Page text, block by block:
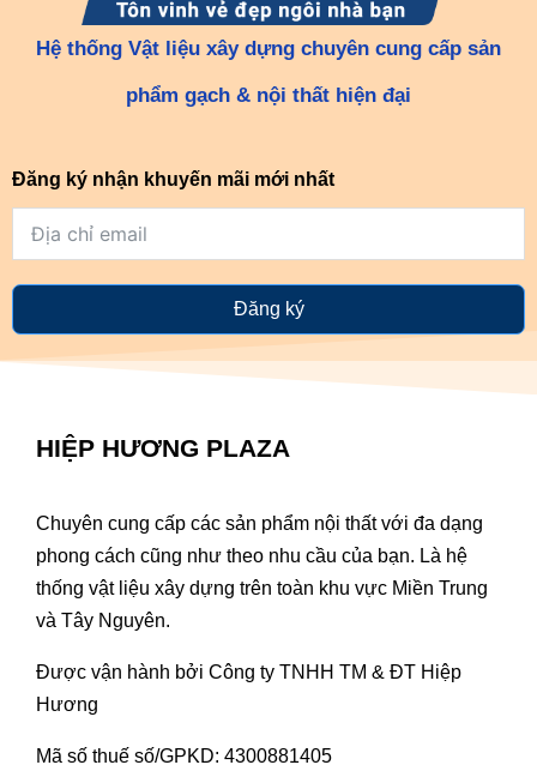
Hệ thống Vật liệu xây dựng chuyên cung cấp sản
phẩm gạch & nội thất hiện đại
Đăng ký nhận khuyến mãi mới nhất
Đăng ký
HIỆP HƯƠNG PLAZA
Chuyên cung cấp các sản phẩm nội thất với đa dạng
phong cách cũng như theo nhu cầu của bạn. Là hệ
thống vật liệu xây dựng trên toàn khu vực Miền Trung
và Tây Nguyên.
Được vận hành bởi Công ty TNHH TM & ĐT Hiệp
Hương
Mã số thuế số/GPKD: 4300881405